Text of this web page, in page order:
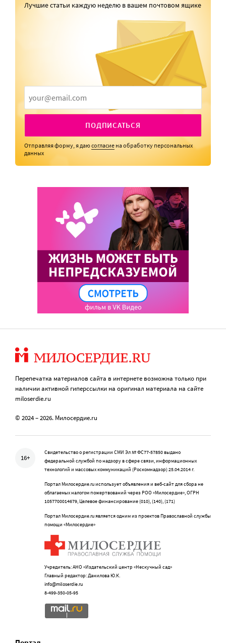
Лучшие статьи каждую неделю в вашем почтовом ящике
ПОДПИСАТЬСЯ
Отправляя форму, я даюсогласие на обработку персональных
данных
Перепечатка материалов сайта в интернете возможна только при
наличии активной гиперссылки на оригинал материала на сайте
miloserdie.ru
© 2024 – 2026. Милосердие.ru
16+
Свидетельство о регистрации СМИ Эл № ФС77-57850 выдано
федеральной службой по надзору в сфере связи, информационных
технологий и массовых коммуникаций (Роскомнадзор) 25.04.2014 г.
Портал Милосердие.ru использует объявления и веб-сайт для сбора не
облагаемых налогом пожертвований через РОО «Милосердие», ОГРН
1057700014679, Целевое финансирование (010), (140), (171)
Портал Милосердие.ru является одним из проектов Православной службы
помощи «Милосердие»
Учредитель: АНО «Издательский центр «Нескучный сад»
Главный редактор: Данилова Ю.К.
info@miloserdie.ru
8-499-350-05-95